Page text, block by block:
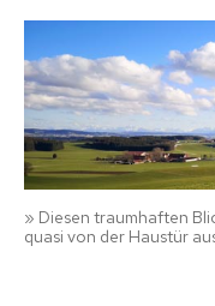
» Diesen traumhaften
quasi von der Haustür